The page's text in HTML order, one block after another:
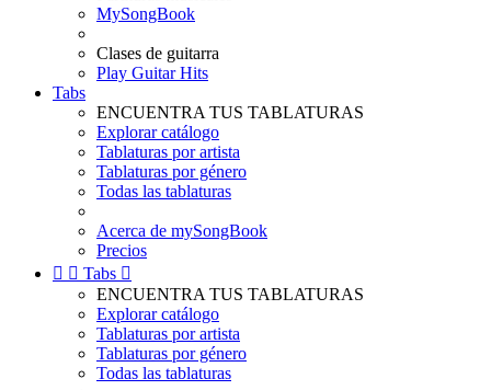
MySongBook
Clases de guitarra
Play Guitar Hits
Tabs
ENCUENTRA TUS TABLATURAS
Explorar catálogo
Tablaturas por artista
Tablaturas por género
Todas las tablaturas
Acerca de mySongBook
Precios
  Tabs 
ENCUENTRA TUS TABLATURAS
Explorar catálogo
Tablaturas por artista
Tablaturas por género
Todas las tablaturas